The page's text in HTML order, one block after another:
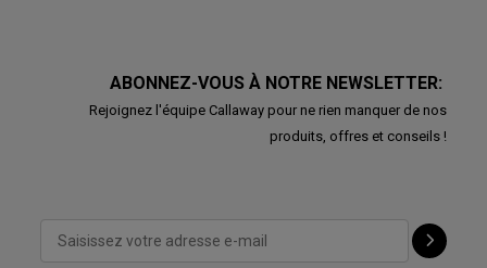
ABONNEZ-VOUS À NOTRE NEWSLETTER:
Rejoignez l'équipe Callaway pour ne rien manquer de nos
produits, offres et conseils !